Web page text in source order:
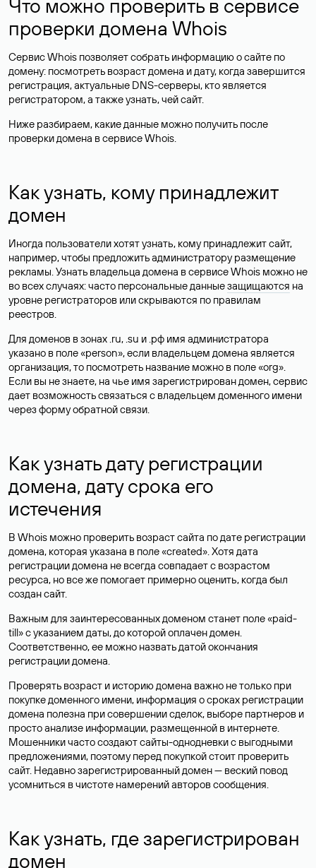
Что можно проверить в сервисе
проверки домена Whois
Сервис Whois позволяет собрать информацию о сайте по
домену: посмотреть возраст домена и дату, когда завершится
регистрация, актуальные DNS-серверы, кто является
регистратором, а также узнать, чей сайт.
Ниже разбираем, какие данные можно получить после
проверки домена в сервисе Whois.
Как узнать, кому принадлежит
домен
Иногда пользователи хотят узнать, кому принадлежит сайт,
например, чтобы предложить администратору размещение
рекламы. Узнать владельца домена в сервисе Whois можно не
во всех случаях: часто персональные данныезащищаются на
уровне регистраторов или скрываются по правилам
реестров.
Для доменов в зонах .ru, .su и .рф имя администратора
указано в поле «person», если владельцем домена является
организация, то посмотреть название можно в поле «org».
Если вы не знаете, на чье имя зарегистрирован домен, сервис
дает возможность связаться с владельцем доменного имени
через форму обратной связи.
Как узнать дату регистрации
домена, дату срока его
истечения
В Whois можно проверить возраст сайта по дате регистрации
домена, которая указана в поле «created». Хотя дата
регистрации домена не всегда совпадает с возрастом
ресурса, но все же помогает примерно оценить, когда был
создан сайт.
Важным для заинтересованных доменом станет поле «paid-
till» с указанием даты, до которой оплачен домен.
Соответственно, ее можно назвать датой окончания
регистрации домена.
Проверять возраст и историю домена важно не только при
покупке доменного имени, информация о сроках регистрации
домена полезна при совершении сделок, выборе партнеров и
просто анализе информации, размещенной в интернете.
Мошенники часто создают сайты-однодневки с выгодными
предложениями, поэтому перед покупкой стоит проверить
сайт. Недавно зарегистрированный домен — веский повод
усомниться в чистоте намерений авторов сообщения.
Как узнать, где зарегистрирован
домен